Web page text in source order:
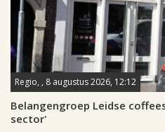
Regio, , 8 augustus 2026, 12:12
Belangengroep Leidse
sector'